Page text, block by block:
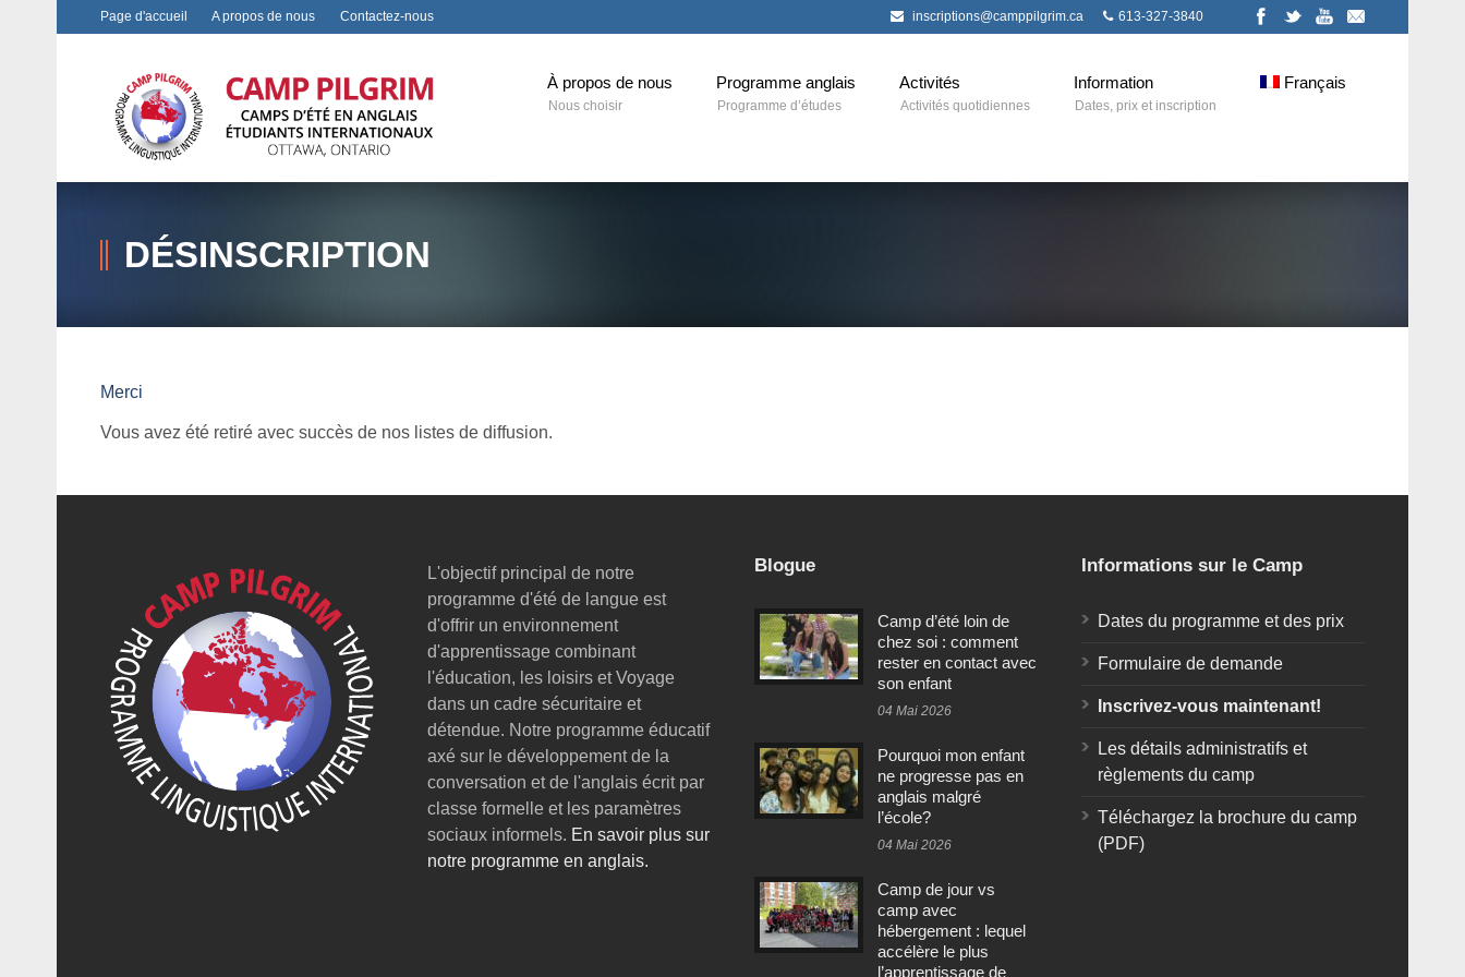
Page d'accueil A propos de nous Contactez-nous inscriptions@camppilgrim.ca 613-327-3840
À propos de nous
Nous choisir
Programme anglais
Programme d’études
Activités
Activités quotidiennes
Information
Dates, prix et inscription
Français
DÉSINSCRIPTION
Merci
Vous avez été retiré avec succès de nos listes de diffusion.
L'objectif principal de notre
programme d'été de langue est
d'offrir un environnement
d'apprentissage combinant
l'éducation, les loisirs et Voyage
dans un cadre sécuritaire et
détendue. Notre programme éducatif
axé sur le développement de la
conversation et de l'anglais écrit par
classe formelle et les paramètres
sociaux informels. En savoir plus sur
notre programme en anglais.
Blogue
Camp d’été loin de
chez soi : comment
rester en contact avec
son enfant
04 Mai 2026
Pourquoi mon enfant
ne progresse pas en
anglais malgré
l’école?
04 Mai 2026
Camp de jour vs
camp avec
hébergement : lequel
accélère le plus
l’apprentissage de
Informations sur le Camp
Dates du programme et des prix
Formulaire de demande
Inscrivez-vous maintenant!
Les détails administratifs et
règlements du camp
Téléchargez la brochure du camp
(PDF)